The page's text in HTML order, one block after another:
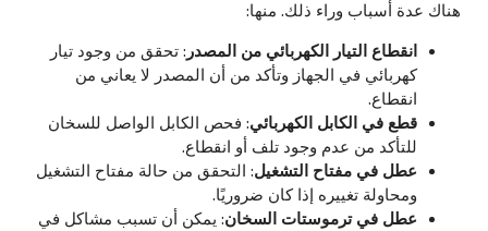
هناك عدة أسباب وراء ذلك. منها:
انقطاع التيار الكهربائي من المصدر : تحقق من وجود تيار
كهربائي في الجهاز وتأكد من أن المصدر لا يعاني من
انقطاع.
قطع في الكابل الكهربائي: فحص الكابل الواصل للسخان
للتأكد من عدم وجود تلف أو انقطاع.
عطل في مفتاح التشغيل: التحقق من حالة مفتاح التشغيل
ومحاولة تغييره إذا كان ضروريًا.
عطل في ترموستات السخان: يمكن أن تسبب مشاكل في